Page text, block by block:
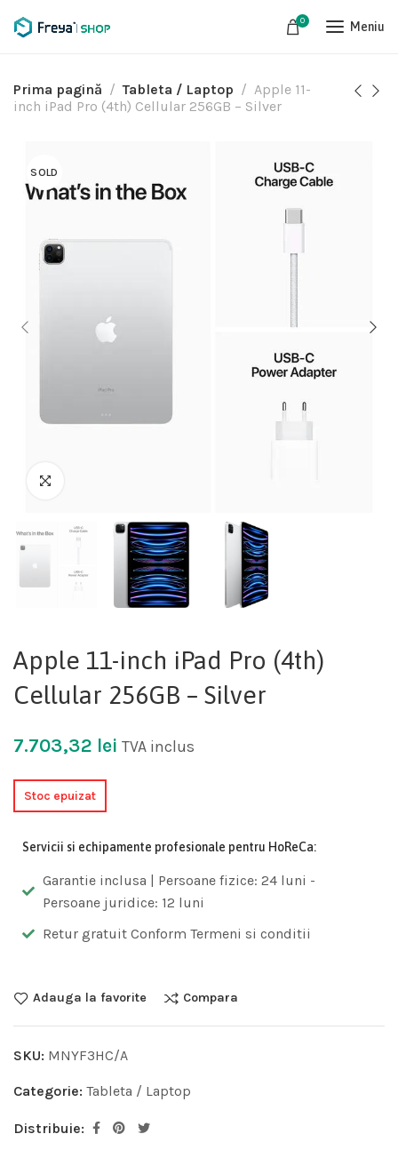
0 Meniu
Prima pagină Tableta / Laptop
Apple 11-
inch iPad Pro (4th) Cellular 256GB – Silver
SOLD
Apple 11-inch iPad Pro (4th)
Cellular 256GB – Silver
7.703,32 lei TVA inclus
Stoc epuizat
Servicii si echipamente profesionale pentru HoReCa:
Garantie inclusa | Persoane fizice: 24 luni -
Persoane juridice: 12 luni
Retur gratuit Conform Termeni si conditii
Adauga la favorite Compara
SKU: MNYF3HC/A
Categorie: Tableta / Laptop
Distribuie: